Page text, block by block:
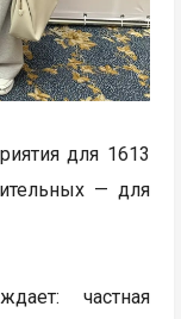
для 1613
— для
частная